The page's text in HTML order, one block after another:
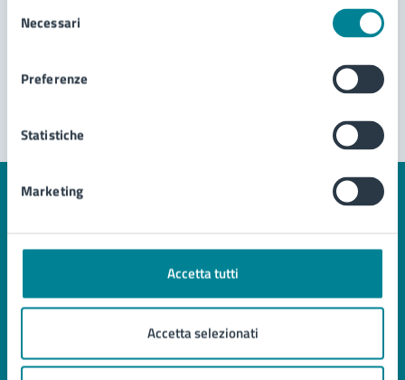
delNecessari
Preferenze
Statistiche
Marketing
Accetta tutti
Accetta selezionati
Segnala disservizio
Comune di Jesolo
Aree amministrative